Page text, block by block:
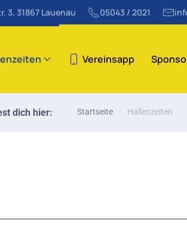
3, 31867 Lauenau 05043 / 2021
Vereinsapp
dich hier: Startseite Hallenzeiten